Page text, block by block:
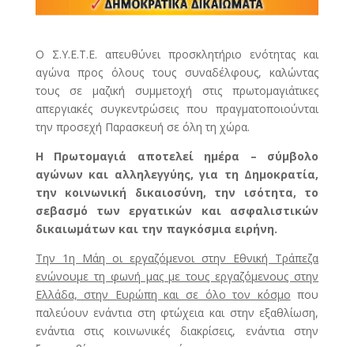
O Σ.Υ.Ε.Τ.Ε. απευθύνει προσκλητήριο ενότητας και
αγώνα προς όλους τους συναδέλφους, καλώντας
τους σε μαζική συμμετοχή στις πρωτομαγιάτικες
απεργιακές συγκεντρώσεις που πραγματοποιούνται
την προσεχή Παρασκευή σε όλη τη χώρα.
Η Πρωτομαγιά αποτελεί ημέρα – σύμβολο
αγώνων και αλληλεγγύης, για τη Δημοκρατία,
την κοινωνική δικαιοσύνη, την ισότητα, το
σεβασμό των εργατικών και ασφαλιστικών
δικαιωμάτων και την παγκόσμια ειρήνη.
Την 1η Μάη οι εργαζόμενοι στην Εθνική Τράπεζα
ενώνουμε τη φωνή μας με τους εργαζόμενους στην
Ελλάδα, στην Ευρώπη και σε όλο τον κόσμο που
παλεύουν ενάντια στη φτώχεια και στην εξαθλίωση,
ενάντια στις κοινωνικές διακρίσεις, ενάντια στην